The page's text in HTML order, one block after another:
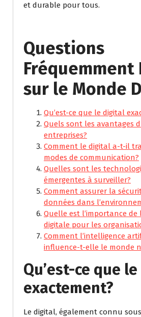
et durable pour tous.
Questions
Fréquemment
sur le Monde
Qu’est-ce que le digital
Quels sont les avantages
entreprises?
Comment le digital a-t-il
modes de communication?
Quelles sont les
émergentes à surveiller?
Comment assurer la
données dans
Quelle est l’importance
digitale pour les
Comment l’intelligence
influence-t-elle le monde
Qu’est-ce que
exactement?
Le digital, également connu